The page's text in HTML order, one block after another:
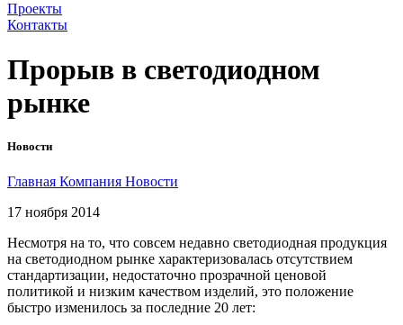
Проекты
Контакты
Прорыв в светодиодном
рынке
Новости
Главная Компания Новости
17 ноября 2014
Несмотря на то, что совсем недавно светодиодная продукция
на светодиодном рынке характеризовалась отсутствием
стандартизации, недостаточно прозрачной ценовой
политикой и низким качеством изделий, это положение
быстро изменилось за последние 20 лет: